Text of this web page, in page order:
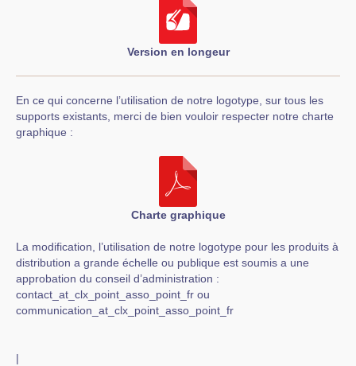
Version en longeur
En ce qui concerne l’utilisation de notre logotype, sur tous les
supports existants, merci de bien vouloir respecter notre charte
graphique :
Charte graphique
La modification, l’utilisation de notre logotype pour les produits à
distribution a grande échelle ou publique est soumis a une
approbation du conseil d’administration :
contact_at_clx_point_asso_point_fr ou
communication_at_clx_point_asso_point_fr
|